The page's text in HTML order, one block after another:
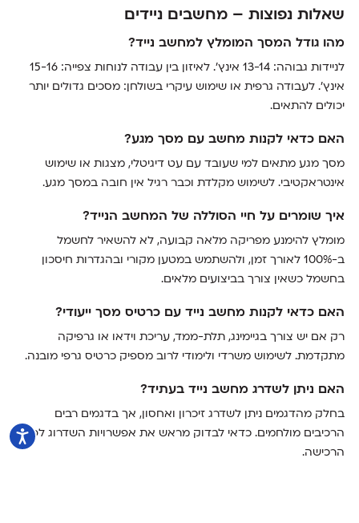
שאלות נפוצות – מחשבים ניידים
מהו גודל המסך המומלץ למחשב נייד?
לניידות גבוהה: 13-14 אינץ'. לאיזון בין עבודה לנוחות צפייה: 15-16
אינץ'. לעבודה גרפית או שימוש עיקרי בשולחן: מסכים גדולים יותר
יכולים להתאים.
האם כדאי לקנות מחשב עם מסך מגע?
מסך מגע מתאים למי שעובד עם עט דיגיטלי, מצגות או שימוש
אינטראקטיבי. לשימוש מקלדת וכבר רגיל אין חובה במסך מגע.
איך שומרים על חיי הסוללה של המחשב הנייד?
מומלץ להימנע מפריקה מלאה קבועה, לא להשאיר לחשמל
ב-100% לאורך זמן, ולהשתמש במטען מקורי ובהגדרות חיסכון
בחשמל כשאין צורך בביצועים מלאים.
האם כדאי לקנות מחשב נייד עם כרטיס מסך ייעודי?
רק אם יש צורך בגיימינג, תלת-ממד, עריכת וידאו או גרפיקה
מתקדמת. לשימוש משרדי ולימודי לרוב מספיק כרטיס גרפי מובנה.
האם ניתן לשדרג מחשב נייד בעתיד?
בחלק מהדגמים ניתן לשדרג זיכרון ואחסון, אך בדגמים רבים
הרכיבים מולחמים. כדאי לבדוק מראש את אפשרויות השדרוג לפני
הרכישה.